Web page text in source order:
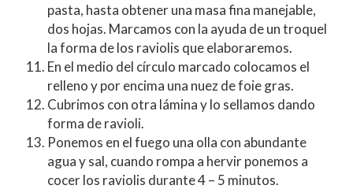
pasta, hasta obtener una masa fina manejable,
dos hojas. Marcamos con la ayuda de un troquel
la forma de los raviolis que elaboraremos.
En el medio del círculo marcado colocamos el
relleno y por encima una nuez de foie gras.
Cubrimos con otra lámina y lo sellamos dando
forma de ravioli.
Ponemos en el fuego una olla con abundante
agua y sal, cuando rompa a hervir ponemos a
cocer los raviolis durante 4 – 5 minutos.